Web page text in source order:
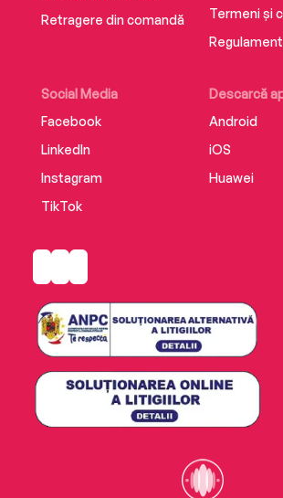
Retragere din comandă
Social Media
Facebook
LinkedIn
Instagram
TikTok
Descarcă
Android
iOS
Huawei
Termeni și